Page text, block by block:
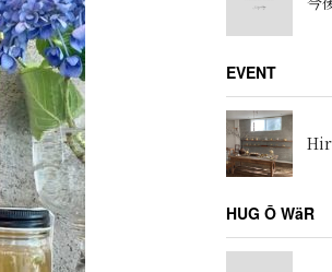
EVENT
HUG Ō WäR